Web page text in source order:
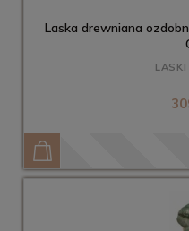
Laska drewniana